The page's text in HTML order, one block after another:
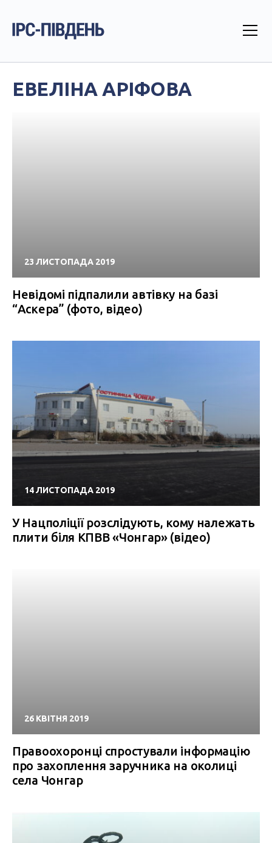
ЕВЕЛІНА АРІФОВА
23 ЛИСТОПАДА 2019
Невідомі підпалили автівку на базі
“Аскера” (фото, відео)
14 ЛИСТОПАДА 2019
У Нацполіції розслідують, кому належать
плити біля КПВВ «Чонгар» (відео)
26 КВІТНЯ 2019
Правоохоронці спростували інформацію
про захоплення заручника на околиці
села Чонгар